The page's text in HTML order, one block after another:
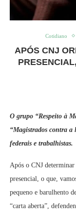
Cotidiano
APÓS CNJ
O grupo “Respeito à
“Magistrados contra a
federais e trabalhistas.
Após o CNJ
presencial, o que,
pequeno e barulhento
“carta aberta”,